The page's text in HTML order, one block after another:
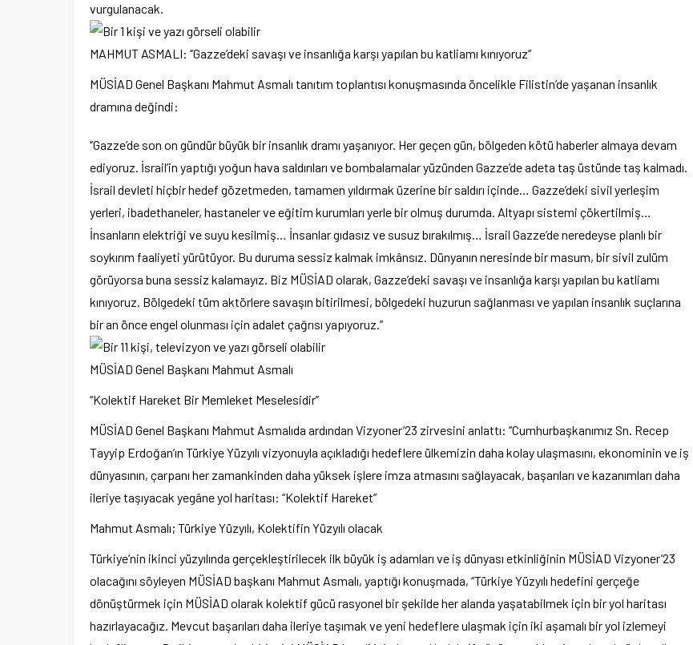
vurgulanacak.
MAHMUT ASMALI: ‘’Gazze’deki savaşı ve insanlığa karşı yapılan bu katliamı kınıyoruz’’
MÜSİAD Genel Başkanı Mahmut Asmalı tanıtım toplantısı konuşmasında öncelikle Filistin’de yaşanan insanlık
dramına değindi:
‘’Gazze’de son on gündür büyük bir insanlık dramı yaşanıyor. Her geçen gün, bölgeden kötü haberler almaya devam
ediyoruz. İsrail’in yaptığı yoğun hava saldırıları ve bombalamalar yüzünden Gazze’de adeta taş üstünde taş kalmadı.
İsrail devleti hiçbir hedef gözetmeden, tamamen yıldırmak üzerine bir saldırı içinde… Gazze’deki sivil yerleşim
yerleri, ibadethaneler, hastaneler ve eğitim kurumları yerle bir olmuş durumda. Altyapı sistemi çökertilmiş…
İnsanların elektriği ve suyu kesilmiş… İnsanlar gıdasız ve susuz bırakılmış… İsrail Gazze’de neredeyse planlı bir
soykırım faaliyeti yürütüyor. Bu duruma sessiz kalmak imkânsız. Dünyanın neresinde bir masum, bir sivil zulüm
görüyorsa buna sessiz kalamayız. Biz MÜSİAD olarak, Gazze’deki savaşı ve insanlığa karşı yapılan bu katliamı
kınıyoruz. Bölgedeki tüm aktörlere savaşın bitirilmesi, bölgedeki huzurun sağlanması ve yapılan insanlık suçlarına
bir an önce engel olunması için adalet çağrısı yapıyoruz.’’
MÜSİAD Genel Başkanı Mahmut Asmalı
“Kolektif Hareket Bir Memleket Meselesidir”
MÜSİAD Genel Başkanı Mahmut Asmalıda ardından Vizyoner’23 zirvesini anlattı: “Cumhurbaşkanımız Sn. Recep
Tayyip Erdoğan’ın Türkiye Yüzyılı vizyonuyla açıkladığı hedeflere ülkemizin daha kolay ulaşmasını, ekonominin ve iş
dünyasının, çarpanı her zamankinden daha yüksek işlere imza atmasını sağlayacak, başarıları ve kazanımları daha
ileriye taşıyacak yegâne yol haritası: “Kolektif Hareket”
Mahmut Asmalı; Türkiye Yüzyılı, Kolektifin Yüzyılı olacak
Türkiye’nin ikinci yüzyılında gerçekleştirilecek ilk büyük iş adamları ve iş dünyası etkinliğinin MÜSİAD Vizyoner’23
olacağını söyleyen MÜSİAD başkanı Mahmut Asmalı, yaptığı konuşmada, “Türkiye Yüzyılı hedefini gerçeğe
dönüştürmek için MÜSİAD olarak kolektif gücü rasyonel bir şekilde her alanda yaşatabilmek için bir yol haritası
hazırlayacağız. Mevcut başarıları daha ileriye taşımak ve yeni hedeflere ulaşmak için iki aşamalı bir yol izlemeyi